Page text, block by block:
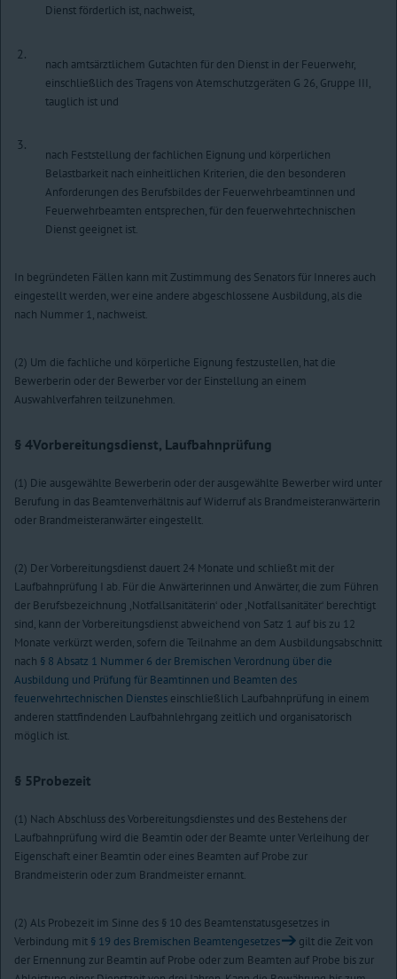
Dienst förderlich ist, nachweist,
2.
nach amtsärztlichem Gutachten für den Dienst in der Feuerwehr,
einschließlich des Tragens von Atemschutzgeräten G 26, Gruppe III,
tauglich ist und
3.
nach Feststellung der fachlichen Eignung und körperlichen
Belastbarkeit nach einheitlichen Kriterien, die den besonderen
Anforderungen des Berufsbildes der Feuerwehrbeamtinnen und
Feuerwehrbeamten entsprechen, für den feuerwehrtechnischen
Dienst geeignet ist.
In begründeten Fällen kann mit Zustimmung des Senators für Inneres auch
eingestellt werden, wer eine andere abgeschlossene Ausbildung, als die
nach Nummer 1, nachweist.
(2) Um die fachliche und körperliche Eignung festzustellen, hat die
Bewerberin oder der Bewerber vor der Einstellung an einem
Auswahlverfahren teilzunehmen.
§ 4Vorbereitungsdienst, Laufbahnprüfung
(1) Die ausgewählte Bewerberin oder der ausgewählte Bewerber wird unter
Berufung in das Beamtenverhältnis auf Widerruf als Brandmeisteranwärterin
oder Brandmeisteranwärter eingestellt.
(2) Der Vorbereitungsdienst dauert 24 Monate und schließt mit der
Laufbahnprüfung I ab. Für die Anwärterinnen und Anwärter, die zum Führen
der Berufsbezeichnung ,Notfallsanitäterin‘ oder ,Notfallsanitäter‘ berechtigt
sind, kann der Vorbereitungsdienst abweichend von Satz 1 auf bis zu 12
Monate verkürzt werden, sofern die Teilnahme an dem Ausbildungsabschnitt
nach § 8 Absatz 1 Nummer 6 der Bremischen Verordnung über die
Ausbildung und Prüfung für Beamtinnen und Beamten des
feuerwehrtechnischen Dienstes einschließlich Laufbahnprüfung in einem
anderen stattfindenden Laufbahnlehrgang zeitlich und organisatorisch
möglich ist.
§ 5Probezeit
(1) Nach Abschluss des Vorbereitungsdienstes und des Bestehens der
Laufbahnprüfung wird die Beamtin oder der Beamte unter Verleihung der
Eigenschaft einer Beamtin oder eines Beamten auf Probe zur
Brandmeisterin oder zum Brandmeister ernannt.
(2) Als Probezeit im Sinne des § 10 des Beamtenstatusgesetzes in
Verbindung mit § 19 des Bremischen Beamtengesetzes
gilt die Zeit von
der Ernennung zur Beamtin auf Probe oder zum Beamten auf Probe bis zur